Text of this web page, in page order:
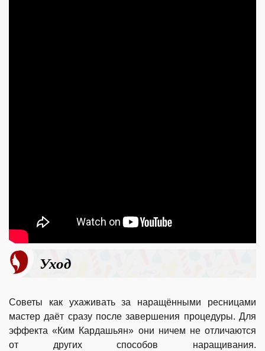
Уход
Советы как ухаживать за наращёнными ресницами
мастер даёт сразу после завершения процедуры. Для
эффекта «Ким Кардашьян» они ничем не отличаются
от других способов наращивания.